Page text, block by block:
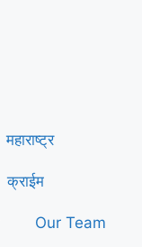
महाराष्ट्र
क्राईम
Our Team